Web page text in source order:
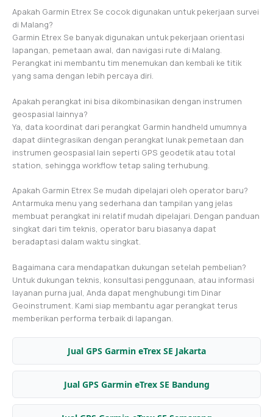
Apakah Garmin Etrex Se cocok digunakan untuk pekerjaan survei
di Malang?
Garmin Etrex Se banyak digunakan untuk pekerjaan orientasi
lapangan, pemetaan awal, dan navigasi rute di Malang.
Perangkat ini membantu tim menemukan dan kembali ke titik
yang sama dengan lebih percaya diri.
Apakah perangkat ini bisa dikombinasikan dengan instrumen
geospasial lainnya?
Ya, data koordinat dari perangkat Garmin handheld umumnya
dapat diintegrasikan dengan perangkat lunak pemetaan dan
instrumen geospasial lain seperti GPS geodetik atau total
station, sehingga workflow tetap saling terhubung.
Apakah Garmin Etrex Se mudah dipelajari oleh operator baru?
Antarmuka menu yang sederhana dan tampilan yang jelas
membuat perangkat ini relatif mudah dipelajari. Dengan panduan
singkat dari tim teknis, operator baru biasanya dapat
beradaptasi dalam waktu singkat.
Bagaimana cara mendapatkan dukungan setelah pembelian?
Untuk dukungan teknis, konsultasi penggunaan, atau informasi
layanan purna jual, Anda dapat menghubungi tim Dinar
Geoinstrument. Kami siap membantu agar perangkat terus
memberikan performa terbaik di lapangan.
Jual GPS Garmin eTrex SE Jakarta
Jual GPS Garmin eTrex SE Bandung